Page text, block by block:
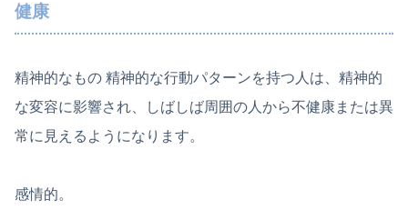
健康
精神的なもの 精神的な行動パターンを持つ人は、精神的
な変容に影響され、しばしば周囲の人から不健康または異
常に見えるようになります。
感情的。